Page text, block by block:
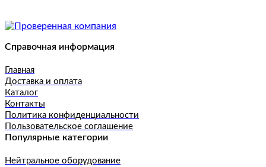
Справочная информация
Главная
Доставка и оплата
Каталог
Контакты
Политика конфиденциальности
Пользовательское соглашение
Популярные категории
Нейтральное оборудование